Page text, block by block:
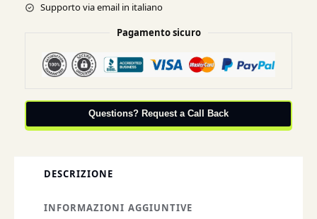
Supporto via email in italiano
Pagamento sicuro
Questions? Request a Call Back
DESCRIZIONE
INFORMAZIONI AGGIUNTIVE